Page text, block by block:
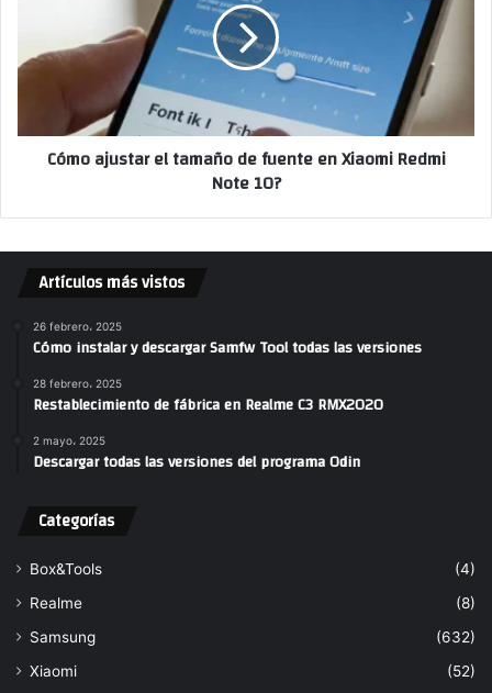
Cómo ajustar el tamaño de fuente en Xiaomi Redmi
Note 10?
Artículos más vistos
26 febrero، 2025
Cómo instalar y descargar Samfw Tool todas las versiones
28 febrero، 2025
Restablecimiento de fábrica en Realme C3 RMX2020
2 mayo، 2025
Descargar todas las versiones del programa Odin
Categorías
Box&Tools
(4)
Realme
(8)
Samsung
(632)
Xiaomi
(52)